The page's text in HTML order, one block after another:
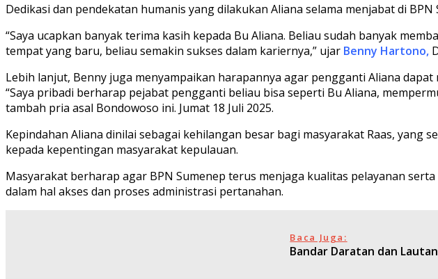
Dedikasi dan pendekatan humanis yang dilakukan Aliana selama menjabat di
“Saya ucapkan banyak terima kasih kepada Bu Aliana. Beliau sudah banyak
tempat yang baru, beliau semakin sukses dalam kariernya,” ujar Benny Hartono,
Lebih lanjut, Benny juga menyampaikan harapannya agar pengganti Aliana
“Saya pribadi berharap pejabat pengganti beliau bisa seperti Bu Aliana,
tambah pria asal Bondowoso ini. Jumat 18 Juli 2025.
Kepindahan Aliana dinilai sebagai kehilangan besar bagi masyarakat Raas,
kepada kepentingan masyarakat kepulauan.
Masyarakat berharap agar BPN Sumenep terus menjaga kualitas pelayanan
dalam hal akses dan proses administrasi pertanahan.
Baca Juga:
Bandar Daratan dan